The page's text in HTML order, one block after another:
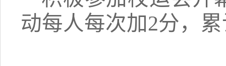
动每人每次加2分，